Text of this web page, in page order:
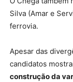
Silva (Amar e
ferrovia.
Apesar das
candidatos
construção da